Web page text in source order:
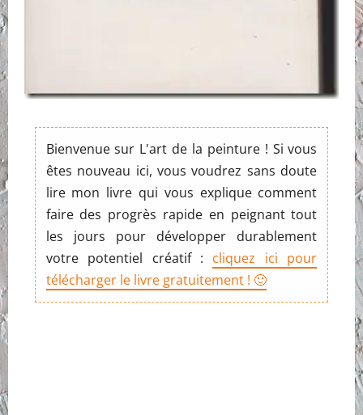
Bienvenue sur L'art de la peinture ! Si vous
êtes nouveau ici, vous voudrez sans doute
lire mon livre qui vous explique comment
faire des progrès rapide en peignant tout
les jours pour développer durablement
votre potentiel créatif : cliquez ici pour
télécharger le livre gratuitement ! 🙂